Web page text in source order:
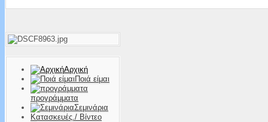
Αρχική
Ποιά είμαι
προγράμματα
Σεμινάρια
Κατασκευές./ Βίντεο